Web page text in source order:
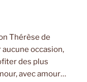
Thérèse de
aucune occasion,
des plus
avec amour…